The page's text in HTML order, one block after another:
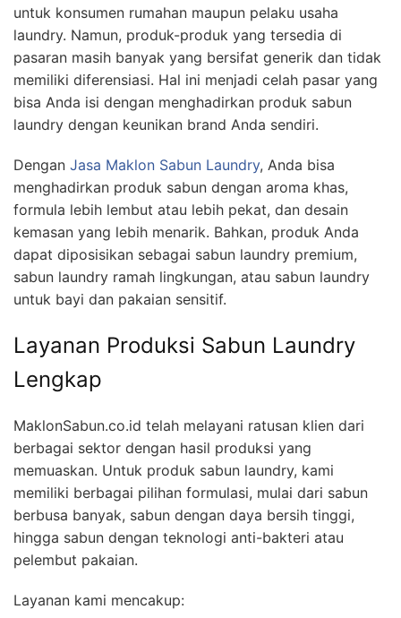
untuk konsumen rumahan maupun pelaku usaha
laundry. Namun, produk-produk yang tersedia di
pasaran masih banyak yang bersifat generik dan tidak
memiliki diferensiasi. Hal ini menjadi celah pasar yang
bisa Anda isi dengan menghadirkan produk sabun
laundry dengan keunikan brand Anda sendiri.
Dengan Jasa Maklon Sabun Laundry, Anda bisa
menghadirkan produk sabun dengan aroma khas,
formula lebih lembut atau lebih pekat, dan desain
kemasan yang lebih menarik. Bahkan, produk Anda
dapat diposisikan sebagai sabun laundry premium,
sabun laundry ramah lingkungan, atau sabun laundry
untuk bayi dan pakaian sensitif.
Layanan Produksi Sabun Laundry
Lengkap
MaklonSabun.co.id telah melayani ratusan klien dari
berbagai sektor dengan hasil produksi yang
memuaskan. Untuk produk sabun laundry, kami
memiliki berbagai pilihan formulasi, mulai dari sabun
berbusa banyak, sabun dengan daya bersih tinggi,
hingga sabun dengan teknologi anti-bakteri atau
pelembut pakaian.
Layanan kami mencakup: